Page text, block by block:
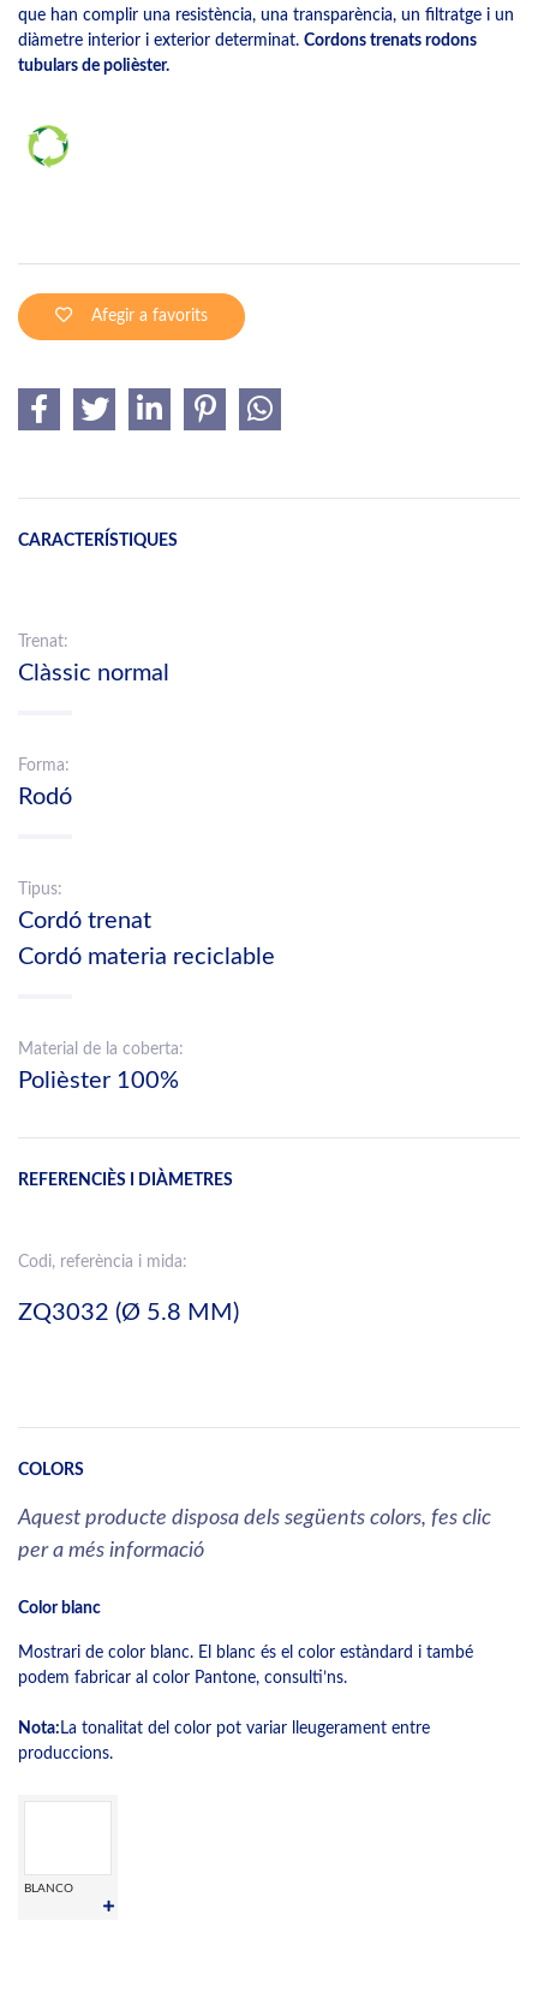
que han complir una resistència, una transparència, un filtratge i un
diàmetre interior i exterior determinat. Cordons trenats rodons
tubulars de polièster.
Afegir a favorits
CARACTERÍSTIQUES
Trenat:
Clàssic normal
Forma:
Rodó
Tipus:
Cordó trenat
Cordó materia reciclable
Material de la coberta:
Polièster 100%
REFERENCIÈS I DIÀMETRES
Codi, referència i mida:
ZQ3032 (Ø 5.8 MM)
COLORS
Aquest producte disposa dels següents colors, fes clic
per a més informació
Color blanc
Mostrari de color blanc. El blanc és el color estàndard i també
podem fabricar al color Pantone, consulti’ns.
Nota: La tonalitat del color pot variar lleugerament entre
produccions.
BLANCO